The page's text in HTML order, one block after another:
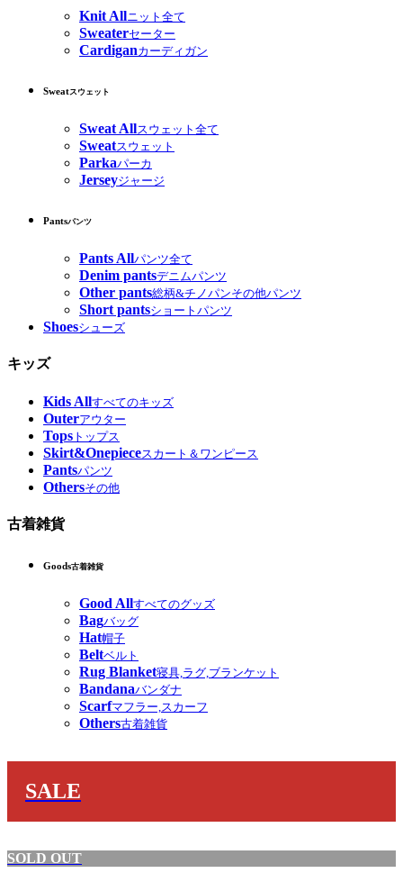
Knit Allニット全て
Sweaterセーター
Cardiganカーディガン
Sweatスウェット
Sweat Allスウェット全て
Sweatスウェット
Parkaパーカ
Jerseyジャージ
Pantsパンツ
Pants Allパンツ全て
Denim pantsデニムパンツ
Other pants総柄&チノパンその他パンツ
Short pantsショートパンツ
Shoesシューズ
キッズ
Kids Allすべてのキッズ
Outerアウター
Tops トップス
Skirt&Onepieceスカート＆ワンピース
Pantsパンツ
Othersその他
古着雑貨
Goods古着雑貨
Good Allすべてのグッズ
Bagバッグ
Hat帽子
Beltベルト
Rug Blanket寝具,ラグ,ブランケット
Bandanaバンダナ
Scarfマフラー,スカーフ
Others古着雑貨
SALE
SOLD OUT